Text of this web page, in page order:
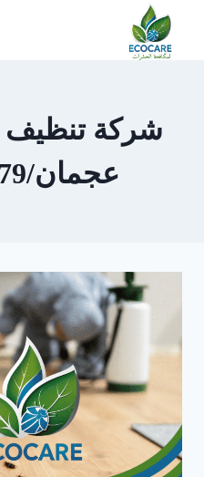
التجاوز
عجمان/0506025079